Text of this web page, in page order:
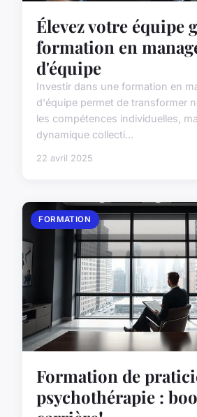
Élevez votre équipe
formation en
d'équipe
Investir dans une formation en
d'équipe permet de transformer
les compétences individuelles,
dynamique collecti...
22 avril 2025
FORMATION
Formation de
psychothérapie :